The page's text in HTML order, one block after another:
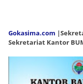
Gokasima.com
Sekretariat Kantor